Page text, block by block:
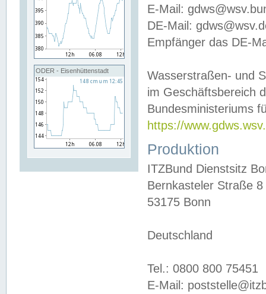
ODER - Eisenhüttenstadt
E-Mail:
DE-Mail:
Empfänger das DE-
Wasserstraßen- und
im Geschäftsbereich
Bundesministeriums
https://
Produktion
ITZBund Dienstsitz
Bernkasteler Straße 8
53175 Bonn
Deutschland
Tel.: 0800 800 75451
E-Mail: